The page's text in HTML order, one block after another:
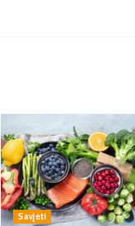
Savjeti